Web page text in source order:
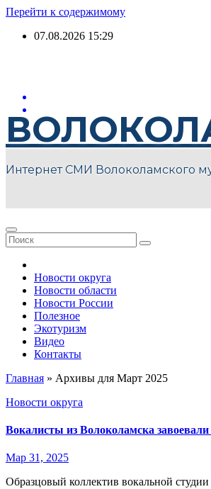
Перейти к содержимому
07.08.2026 15:29
Интернет СМИ Волоколамского
Новости округа
Новости области
Новости России
Полезное
Экотуризм
Видео
Контакты
Главная » Архивы для Март 2025
Новости округа
Вокалисты из Волоколамска
Мар 31, 2025
Образцовый коллектив вокальной